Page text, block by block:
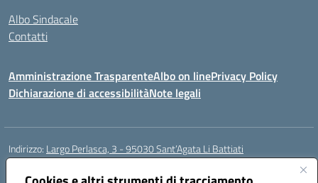
Albo Sindacale
Contatti
Amministrazione TrasparenteAlbo on linePrivacy Policy
Dichiarazione di accessibilitàNote legali
Indirizzo: Largo Perlasca, 3 - 95030 Sant’Agata Li Battiati
Centralino:
ctic8bl002@istruzione.it
Posta elettronica certificata (PEC):ctic8bl002@pec.istruzione.it